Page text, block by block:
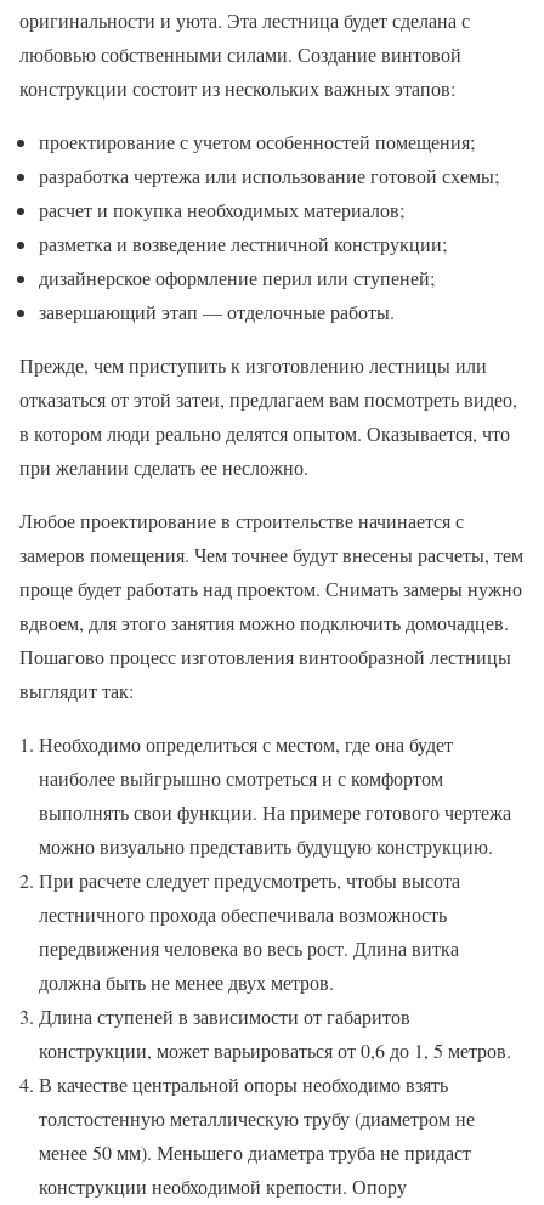
оригинальности и уюта. Эта лестница будет сделана с
любовью собственными силами. Создание винтовой
конструкции состоит из нескольких важных этапов:
проектирование с учетом особенностей помещения;
разработка чертежа или использование готовой схемы;
расчет и покупка необходимых материалов;
разметка и возведение лестничной конструкции;
дизайнерское оформление перил или ступеней;
завершающий этап — отделочные работы.
Прежде, чем приступить к изготовлению лестницы или
отказаться от этой затеи, предлагаем вам посмотреть видео,
в котором люди реально делятся опытом. Оказывается, что
при желании сделать ее несложно.
Любое проектирование в строительстве начинается с
замеров помещения. Чем точнее будут внесены расчеты, тем
проще будет работать над проектом. Снимать замеры нужно
вдвоем, для этого занятия можно подключить домочадцев.
Пошагово процесс изготовления винтообразной лестницы
выглядит так:
Необходимо определиться с местом, где она будет
наиболее выйгрышно смотреться и с комфортом
выполнять свои функции. На примере готового чертежа
можно визуально представить будущую конструкцию.
При расчете следует предусмотреть, чтобы высота
лестничного прохода обеспечивала возможность
передвижения человека во весь рост. Длина витка
должна быть не менее двух метров.
Длина ступеней в зависимости от габаритов
конструкции, может варьироваться от 0,6 до 1, 5 метров.
В качестве центральной опоры необходимо взять
толстостенную металлическую трубу (диаметром не
менее 50 мм). Меньшего диаметра труба не придаст
конструкции необходимой крепости. Опору